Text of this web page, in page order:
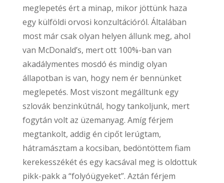
meglepetés ért a minap, mikor jöttünk haza
egy külföldi orvosi konzultációról. Általában
most már csak olyan helyen állunk meg, ahol
van McDonald’s, mert ott 100%-ban van
akadálymentes mosdó és mindig olyan
állapotban is van, hogy nem ér bennünket
meglepetés. Most viszont megálltunk egy
szlovák benzinkútnál, hogy tankoljunk, mert
fogytán volt az üzemanyag. Amíg férjem
megtankolt, addig én cipőt lerúgtam,
hátramásztam a kocsiban, bedöntöttem fiam
kerekesszékét és egy kacsával meg is oldottuk
pikk-pakk a “folyóügyeket”. Aztán férjem